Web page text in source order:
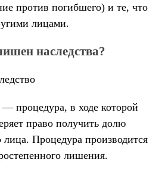
против погибшего) и те, что
лицами.
наследства?
процедура, в ходе которой
право получить долю
Процедура производится
лишения.